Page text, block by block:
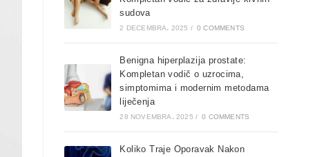
sudova
2 DECEMBRA، 2025 / 0 COMMENTS
Benigna hiperplazija prostate:
Kompletan vodič o uzrocima,
simptomima i modernim metodama
liječenja
28 NOVEMBRA، 2025 / 0 COMMENTS
Koliko Traje Oporavak Nakon